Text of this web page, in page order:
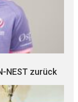
NEST zurück